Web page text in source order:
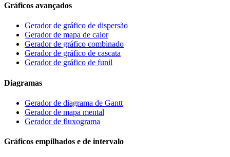
Gráficos avançados
Gerador de gráfico de dispersão
Gerador de mapa de calor
Gerador de gráfico combinado
Gerador de gráfico de cascata
Gerador de gráfico de funil
Diagramas
Gerador de diagrama de Gantt
Gerador de mapa mental
Gerador de fluxograma
Gráficos empilhados e de intervalo